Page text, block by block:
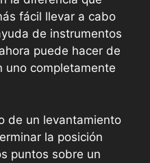
fácil llevar a cabo
de instrumentos
puede hacer de
uno completamente
de un levantamiento
la posición
puntos sobre un